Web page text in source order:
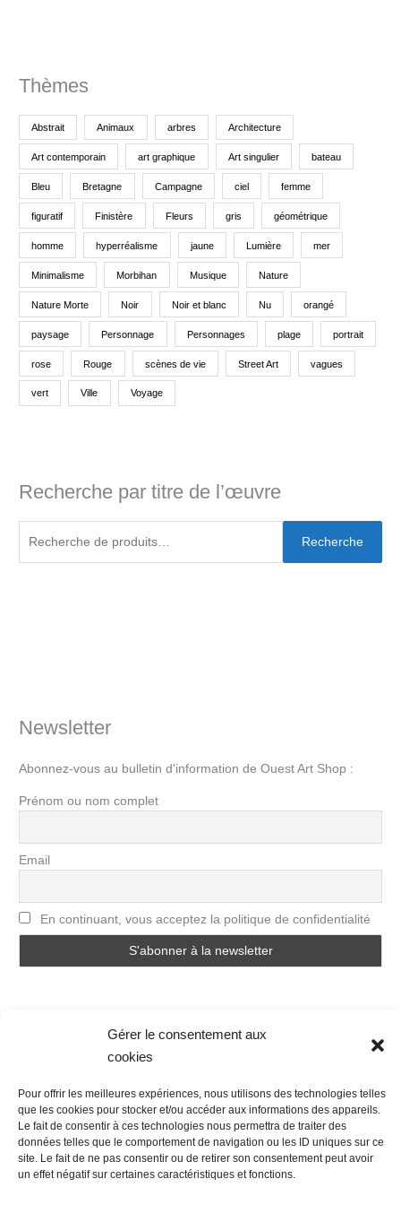
Gérer le consentement aux
cookies
Pour offrir les meilleures expériences, nous utilisons des technologies telles
que les cookies pour stocker et/ou accéder aux informations des appareils.
Le fait de consentir à ces technologies nous permettra de traiter des
données telles que le comportement de navigation ou les ID uniques sur ce
site. Le fait de ne pas consentir ou de retirer son consentement peut avoir
un effet négatif sur certaines caractéristiques et fonctions.
Thèmes
Abstrait Animaux arbres Architecture
Art contemporain art graphique Art singulier bateau
Bleu Bretagne Campagne ciel femme
figuratif Finistère Fleurs gris géométrique
homme hyperréalisme jaune Lumière mer
Minimalisme Morbihan Musique Nature
Nature Morte Noir Noir et blanc Nu orangé
paysage Personnage Personnages plage portrait
rose Rouge scènes de vie Street Art vagues
vert Ville Voyage
Recherche par titre de l’œuvre
Recherche
Newsletter
Abonnez-vous au bulletin d'information de Ouest Art Shop :
Prénom ou nom complet
Email
En continuant, vous acceptez la politique de confidentialité
Nous contacter
Conditions Générales de Ventes
Politique de confidentialité
Mentions légales
Mon compte
Mot de passe perdu
Newsletter Politique de cookies (UE)